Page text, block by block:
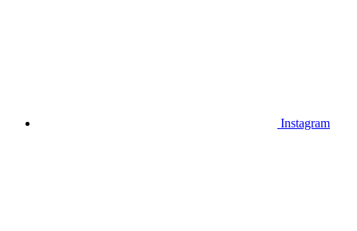
Instagram